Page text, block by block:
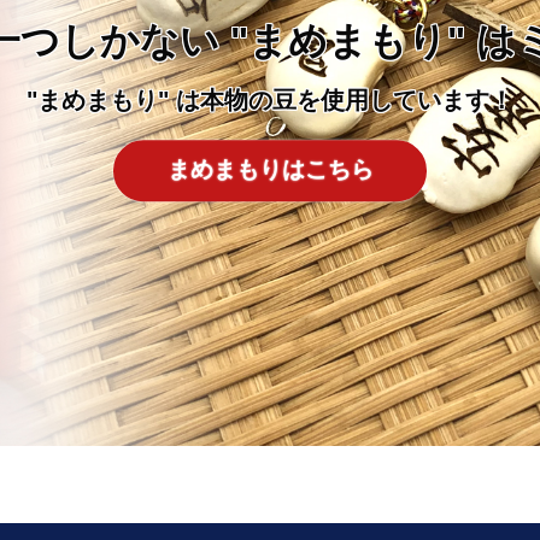
つしかない "まめまもり" は
"まめまもり" は本物の豆を使用しています！
まめまもりはこちら